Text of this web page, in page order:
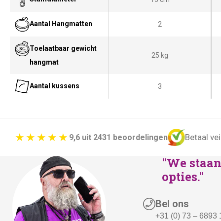
Aantal Hangmatten 2
Toelaatbaar gewicht
hangmat
25 kg
Aantal kussens 3
Betaal
9,6 uit 2431 beoordelingen
"We
opties."
Bel ons
+31 (0) 73 – 6893